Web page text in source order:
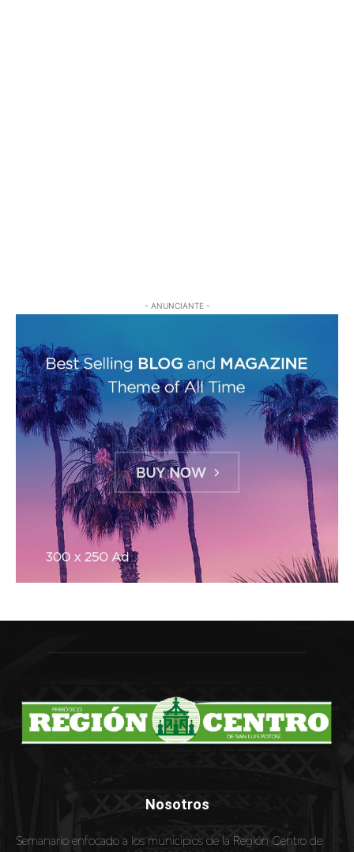
- ANUNCIANTE -
Nosotros
Semanario enfocado a los municipios de la Región Centro de